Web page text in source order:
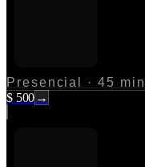
Presencial · 45 min
$ 500 →